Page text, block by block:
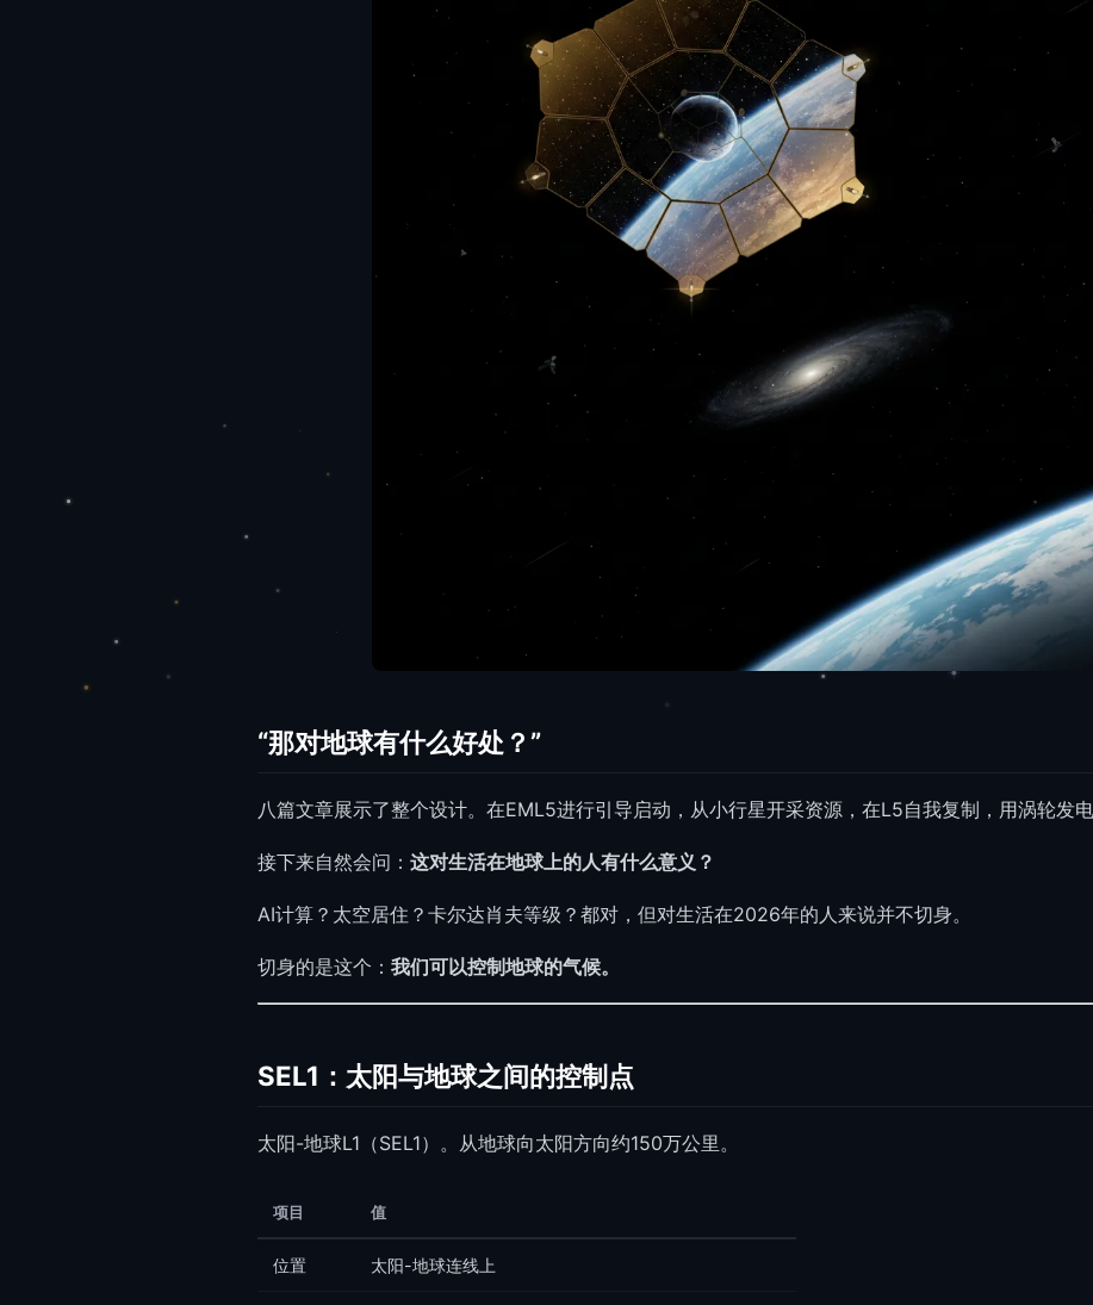
“那对地球有什么好处？”
八篇文章展示了整个设计。在EML5进行引导启动，从小行星开采资源，在L5自我复制，用涡轮发电
接下来自然会问： 这对生活在地球上的人有什么意义？
AI计算？太空居住？卡尔达肖夫等级？都对，但对生活在2026年的人来说并不切身。
切身的是这个： 我们可以控制地球的气候。
SEL1：太阳与地球之间的控制点
太阳-地球L1（SEL1）。从地球向太阳方向约150万公里。
项目 值
位置 太阳-地球连线上